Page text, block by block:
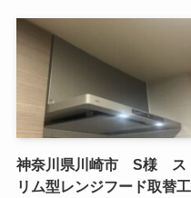
神奈川県川崎市 S様 ス
リム型レンジフード取替工